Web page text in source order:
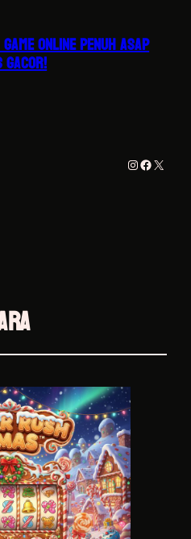
ONLINE PENUH ASAP
Instagram
X